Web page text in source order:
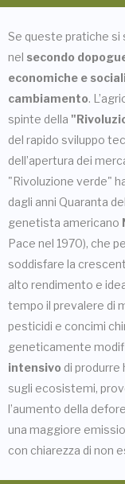
Se queste pratiche si
nel secondo
economiche e
cambiamento.
spinte della
del rapido sviluppo
dell’apertura dei
"Rivoluzione verde"
dagli anni Quaranta
genetista americano
Pace nel 1970), che
soddisfare la
alto rendimento e
tempo il prevalere di
pesticidi e concimi
geneticamente
intensivo di produrre
sugli ecosistemi,
l’aumento della
una maggiore
con chiarezza di non